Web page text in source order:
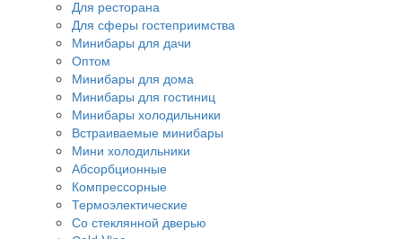
Для ресторана
Для сферы гостеприимства
Минибары для дачи
Оптом
Минибары для дома
Минибары для гостиниц
Минибары холодильники
Встраиваемые минибары
Мини холодильники
Абсорбционные
Компрессорные
Термоэлектические
Со стеклянной дверью